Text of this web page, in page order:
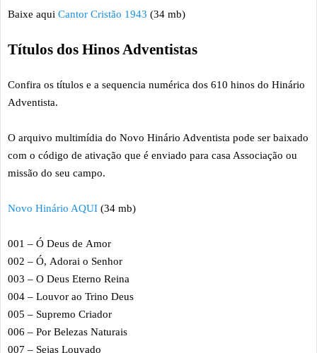
Baixe aqui Cantor Cristão 1943 (34 mb)
Títulos dos Hinos Adventistas
Confira os títulos e a sequencia numérica dos 610 hinos do Hinário
Adventista.
O arquivo multimídia do Novo Hinário Adventista pode ser baixado
com o código de ativação que é enviado para casa Associação ou
missão do seu campo.
Novo Hinário AQUI (34 mb)
001 – Ó Deus de Amor
002 – Ó, Adorai o Senhor
003 – O Deus Eterno Reina
004 – Louvor ao Trino Deus
005 – Supremo Criador
006 – Por Belezas Naturais
007 – Sejas Louvado